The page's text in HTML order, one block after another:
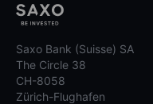
Saxo Bank (Suisse) SA
The Circle 38
CH-8058
Zürich-Flughafen